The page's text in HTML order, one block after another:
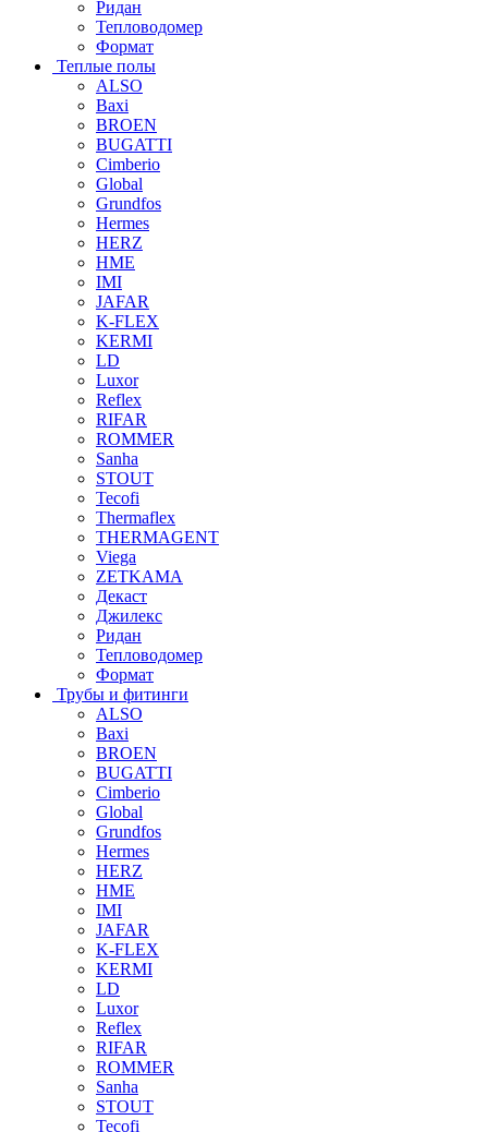
Ридан
Тепловодомер
Формат
Теплые полы
ALSO
Baxi
BROEN
BUGATTI
Cimberio
Global
Grundfos
Hermes
HERZ
HME
IMI
JAFAR
K-FLEX
KERMI
LD
Luxor
Reflex
RIFAR
ROMMER
Sanha
STOUT
Tecofi
Thermaflex
THERMAGENT
Viega
ZETKAMA
Декаст
Джилекс
Ридан
Тепловодомер
Формат
Трубы и фитинги
ALSO
Baxi
BROEN
BUGATTI
Cimberio
Global
Grundfos
Hermes
HERZ
HME
IMI
JAFAR
K-FLEX
KERMI
LD
Luxor
Reflex
RIFAR
ROMMER
Sanha
STOUT
Tecofi